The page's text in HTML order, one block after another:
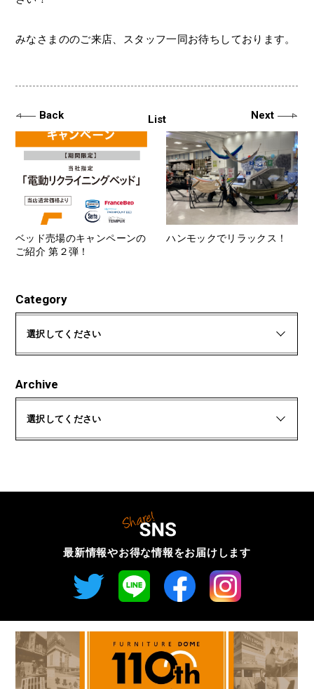
みなさまののご来店、スタッフ一同お待ちしております。
Back
ベッド売場のキャンペーンの
ご紹介 第２弾！
ハンモックでリラックス！
Next
List
Category
選択してください
Archive
選択してください
最新情報やお得な情報をお届けします